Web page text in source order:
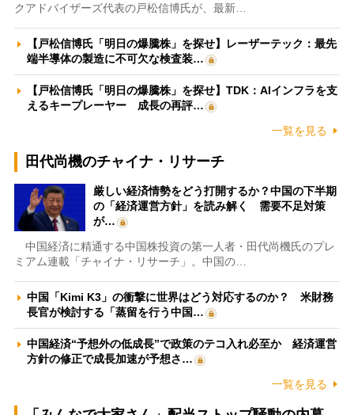
クアドバイザーズ代表の戸松信博氏が、最新…
【戸松信博氏「明日の爆騰株」を探せ】レーザーテック：最先
端半導体の製造に不可欠な検査装…
【戸松信博氏「明日の爆騰株」を探せ】TDK：AIインフラを支
えるキープレーヤー 成長の再評…
一覧を見る
田代尚機のチャイナ・リサーチ
厳しい経済情勢をどう打開するか？中国の下半期
の「経済運営方針」を読み解く 需要不足対策
が…
中国経済に精通する中国株投資の第一人者・田代尚機氏のプレ
ミアム連載「チャイナ・リサーチ」。中国の…
中国「Kimi K3」の衝撃に世界はどう対応するのか？ 米財務
長官が検討する「蒸留を行う中国…
中国経済“予想外の低成長”で政策のテコ入れ必至か 経済運営
方針の修正で成長加速が予想さ…
一覧を見る